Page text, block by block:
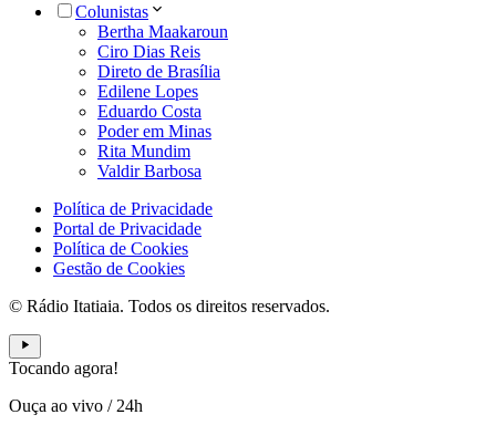
Colunistas
Bertha Maakaroun
Ciro Dias Reis
Direto de Brasília
Edilene Lopes
Eduardo Costa
Poder em Minas
Rita Mundim
Valdir Barbosa
Política de Privacidade
Portal de Privacidade
Política de Cookies
Gestão de Cookies
© Rádio Itatiaia. Todos os direitos reservados.
Tocando agora!
Ouça ao vivo / 24h